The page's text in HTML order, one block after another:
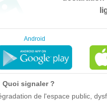
Android
Quoi signaler ?
de l'espace public,